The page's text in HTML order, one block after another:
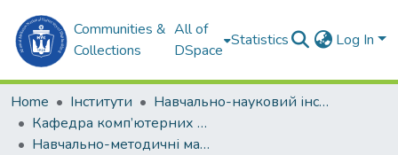
Communities &
Collections
All of
DSpace
Statistics Log In
Home Інститути
Навчально-науковий інститут автоматики та електротехніки (ННІАЕ)
Кафедра комп’ютерних технологій та інформаційної безпеки (КТІБ)
Навчально-методичні матеріали (КТІБ)